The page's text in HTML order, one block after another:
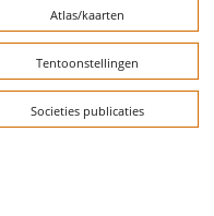
Atlas/kaarten
Tentoonstellingen
Societies publicaties